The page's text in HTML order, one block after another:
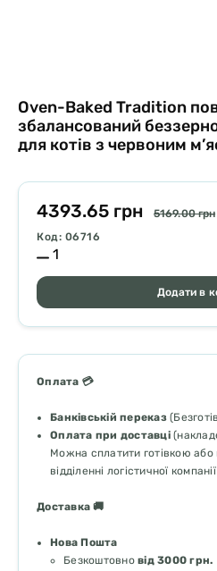
Oven-Baked Tradition
збалансований
для котів з червоним
4393.65 грн
5169.00 грн
Код: 06716
Додати в
Оплата 💳
Банківській переказ
Оплата при доставці
Можна сплатити готівкою або
відділенні логістичної
Доставка 🚚
Нова Пошта
Безкоштовно від 3000 грн.